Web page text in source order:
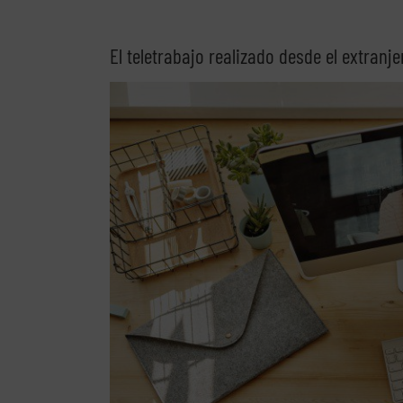
El teletrabajo realizado desde el
imagen
más
grande